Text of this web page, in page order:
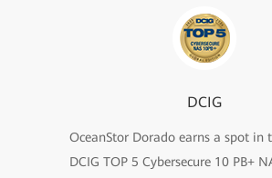
DCIG
OceanStor Dorado earns a spot in
DCIG TOP 5 Cybersecure 10 PB+